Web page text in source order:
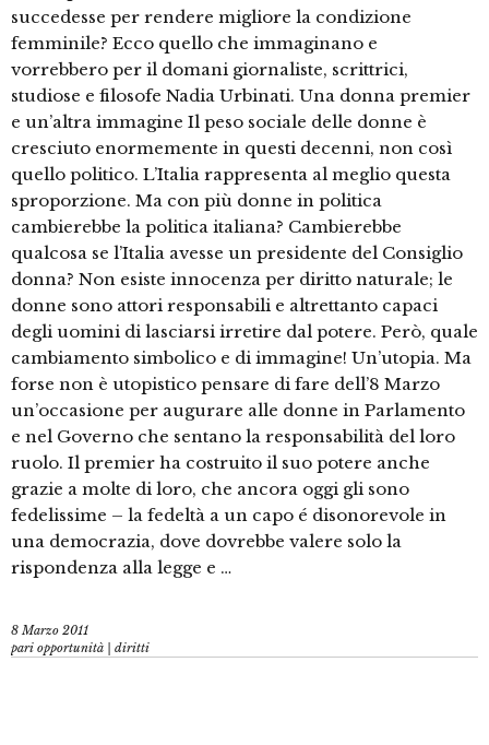
succedesse per rendere migliore la condizione
femminile? Ecco quello che immaginano e
vorrebbero per il domani giornaliste, scrittrici,
studiose e filosofe Nadia Urbinati. Una donna premier
e un’altra immagine Il peso sociale delle donne è
cresciuto enormemente in questi decenni, non così
quello politico. L’Italia rappresenta al meglio questa
sproporzione. Ma con più donne in politica
cambierebbe la politica italiana? Cambierebbe
qualcosa se l’Italia avesse un presidente del Consiglio
donna? Non esiste innocenza per diritto naturale; le
donne sono attori responsabili e altrettanto capaci
degli uomini di lasciarsi irretire dal potere. Però, quale
cambiamento simbolico e di immagine! Un’utopia. Ma
forse non è utopistico pensare di fare dell’8 Marzo
un’occasione per augurare alle donne in Parlamento
e nel Governo che sentano la responsabilità del loro
ruolo. Il premier ha costruito il suo potere anche
grazie a molte di loro, che ancora oggi gli sono
fedelissime – la fedeltà a un capo é disonorevole in
una democrazia, dove dovrebbe valere solo la
rispondenza alla legge e …
8 Marzo 2011
pari opportunità | diritti